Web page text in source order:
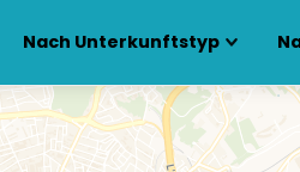
Nach Unterkunftstyp